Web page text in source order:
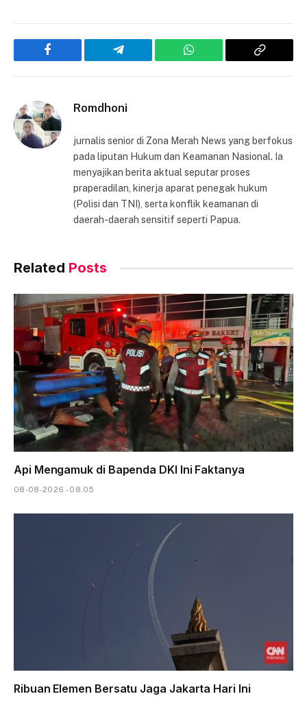
Facebook Telegram WhatsApp
Copy
Romdhoni
jurnalis senior di Zona Merah News yang berfokus
pada liputan Hukum dan Keamanan Nasional. Ia
menyajikan berita aktual seputar proses
praperadilan, kinerja aparat penegak hukum
(Polisi dan TNI), serta konflik keamanan di
daerah-daerah sensitif seperti Papua.
Related Posts
Api Mengamuk di Bapenda DKI Ini Faktanya
08-08-2026 - 08.05
Ribuan Elemen Bersatu Jaga Jakarta Hari Ini